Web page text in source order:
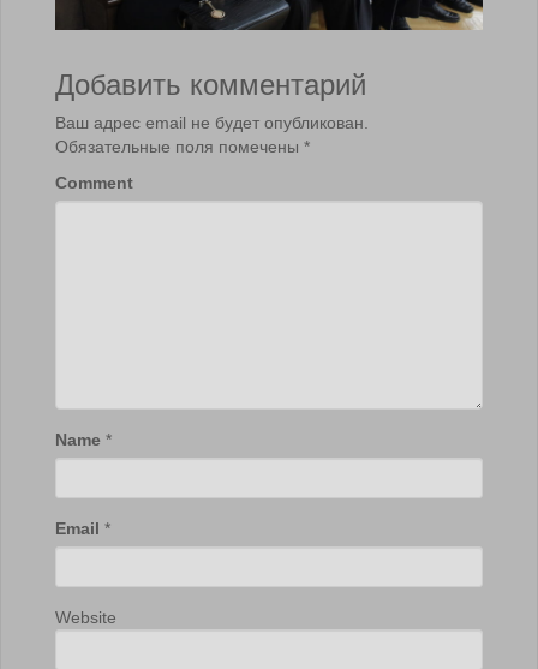
Добавить комментарий
Ваш адрес email не будет опубликован.
Обязательные поля помечены *
Comment
Name *
Email *
Website